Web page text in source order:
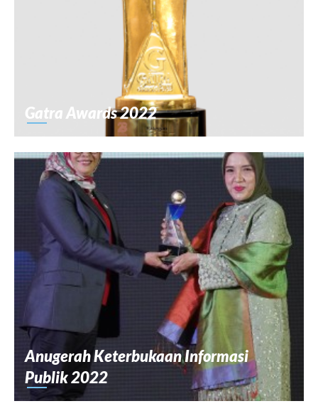
Gatra Awards 2022
Anugerah Keterbukaan Informasi
Publik 2022